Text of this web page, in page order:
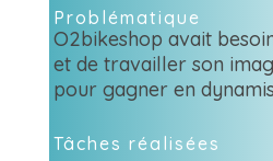
Problématique
O2bikeshop avait
et de travailler son
pour gagner en
Tâches réalisées